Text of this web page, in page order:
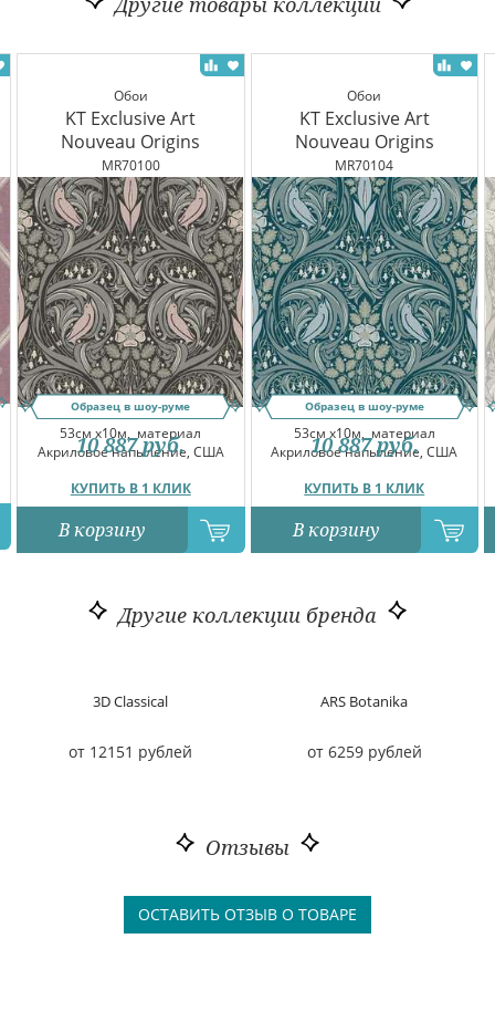
Обои
KT Exclusive Art
Nouveau Origins
MR70100
Образец в шоу-руме
53см x10м, материал
Акриловое напыление, США
КУПИТЬ В 1 КЛИК
10 887 руб.
В корзину
Обои
KT Exclusive Art
Nouveau Origins
MR70104
Образец в шоу-руме
53см x10м, материал
Акриловое напыление, США
КУПИТЬ В 1 КЛИК
10 887 руб.
В корзину
Другие коллекции бренда
3D Classical
от 12151 рублей
ARS Botanika
от 6259 рублей
Отзывы
ОСТАВИТЬ ОТЗЫВ О ТОВАРЕ